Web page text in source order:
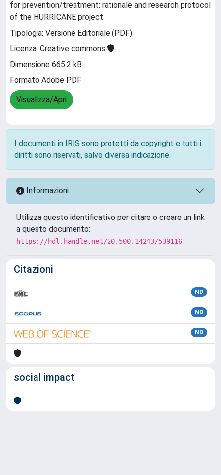
for prevention/treatment: rationale and research protocol
of the HURRICANE project
Tipologia: Versione Editoriale (PDF)
Licenza: Creative commons
Dimensione 665.2 kB
Formato Adobe PDF
Visualizza/Apri
I documenti in IRIS sono protetti da copyright e tutti i
diritti sono riservati, salvo diversa indicazione.
Informazioni
Utilizza questo identificativo per citare o creare un link
a questo documento:
https://hdl.handle.net/20.500.14243/539116
Citazioni
ND
ND
ND
social impact